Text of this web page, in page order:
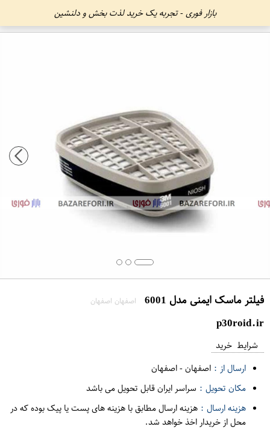
بازار فوری - تجربه یک خرید لذت بخش و دلنشین
فیلتر ماسک ایمنی مدل 6001 اصفهان اصفهان
p30roid.ir
شرایط خرید
ارسال از : اصفهان-اصفهان
مکان تحویل : سراسر ایران قابل تحویل می باشد
هزینه ارسال : هزینه ارسال مطابق با هزینه های پست یا پیک بوده که در
محل از خریدار اخذ خواهد شد.